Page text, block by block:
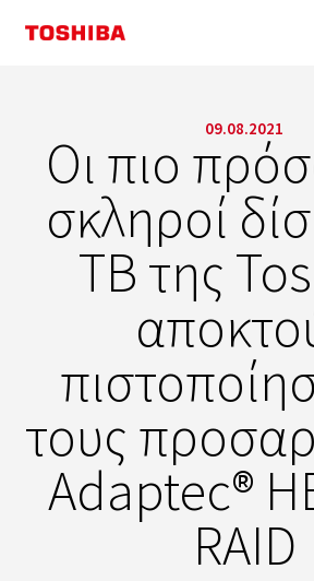
09.08.2021
Οι πιο
σκληροί
TB της
τους
Adaptec®
RAID